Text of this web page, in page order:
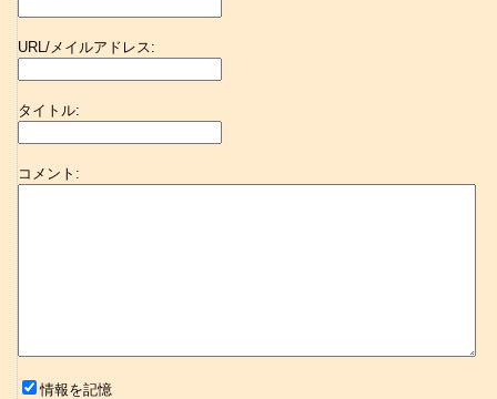
URL/メイルアドレス:
タイトル:
コメント:
情報を記憶